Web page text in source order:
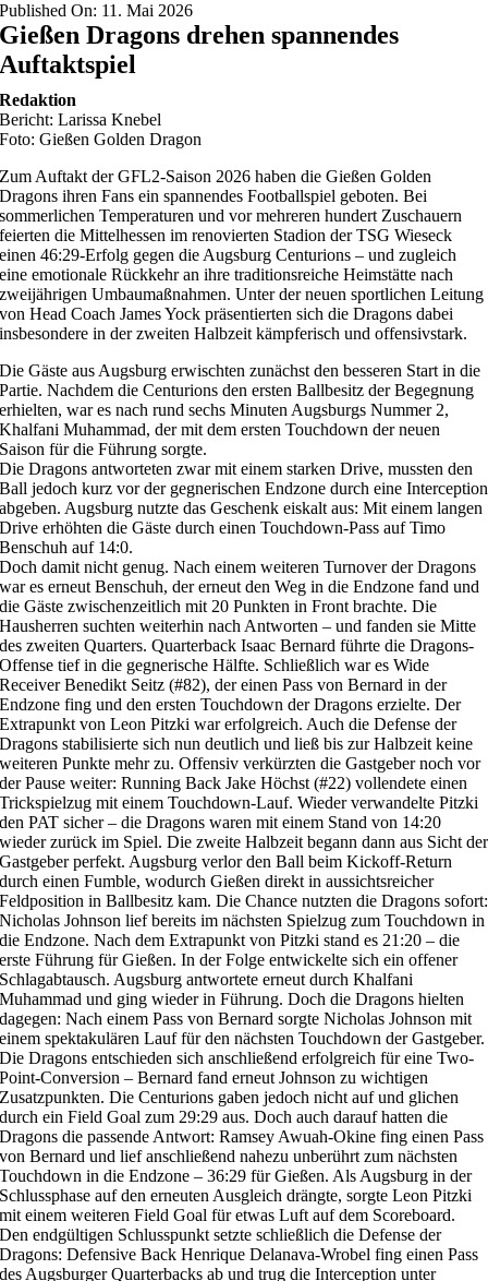
Published On: 11. Mai 2026
Gießen Dragons drehen spannendes
Auftaktspiel
Redaktion
Bericht: Larissa Knebel
Foto: Gießen Golden Dragon
Zum Auftakt der GFL2-Saison 2026 haben die Gießen Golden
Dragons ihren Fans ein spannendes Footballspiel geboten. Bei
sommerlichen Temperaturen und vor mehreren hundert Zuschauern
feierten die Mittelhessen im renovierten Stadion der TSG Wieseck
einen 46:29-Erfolg gegen die Augsburg Centurions – und zugleich
eine emotionale Rückkehr an ihre traditionsreiche Heimstätte nach
zweijährigen Umbaumaßnahmen. Unter der neuen sportlichen Leitung
von Head Coach James Yock präsentierten sich die Dragons dabei
insbesondere in der zweiten Halbzeit kämpferisch und offensivstark.
Die Gäste aus Augsburg erwischten zunächst den besseren Start in die
Partie. Nachdem die Centurions den ersten Ballbesitz der Begegnung
erhielten, war es nach rund sechs Minuten Augsburgs Nummer 2,
Khalfani Muhammad, der mit dem ersten Touchdown der neuen
Saison für die Führung sorgte.
Die Dragons antworteten zwar mit einem starken Drive, mussten den
Ball jedoch kurz vor der gegnerischen Endzone durch eine Interception
abgeben. Augsburg nutzte das Geschenk eiskalt aus: Mit einem langen
Drive erhöhten die Gäste durch einen Touchdown-Pass auf Timo
Benschuh auf 14:0.
Doch damit nicht genug. Nach einem weiteren Turnover der Dragons
war es erneut Benschuh, der erneut den Weg in die Endzone fand und
die Gäste zwischenzeitlich mit 20 Punkten in Front brachte. Die
Hausherren suchten weiterhin nach Antworten – und fanden sie Mitte
des zweiten Quarters. Quarterback Isaac Bernard führte die Dragons-
Offense tief in die gegnerische Hälfte. Schließlich war es Wide
Receiver Benedikt Seitz (#82), der einen Pass von Bernard in der
Endzone fing und den ersten Touchdown der Dragons erzielte. Der
Extrapunkt von Leon Pitzki war erfolgreich. Auch die Defense der
Dragons stabilisierte sich nun deutlich und ließ bis zur Halbzeit keine
weiteren Punkte mehr zu. Offensiv verkürzten die Gastgeber noch vor
der Pause weiter: Running Back Jake Höchst (#22) vollendete einen
Trickspielzug mit einem Touchdown-Lauf. Wieder verwandelte Pitzki
den PAT sicher – die Dragons waren mit einem Stand von 14:20
wieder zurück im Spiel. Die zweite Halbzeit begann dann aus Sicht der
Gastgeber perfekt. Augsburg verlor den Ball beim Kickoff-Return
durch einen Fumble, wodurch Gießen direkt in aussichtsreicher
Feldposition in Ballbesitz kam. Die Chance nutzten die Dragons sofort:
Nicholas Johnson lief bereits im nächsten Spielzug zum Touchdown in
die Endzone. Nach dem Extrapunkt von Pitzki stand es 21:20 – die
erste Führung für Gießen. In der Folge entwickelte sich ein offener
Schlagabtausch. Augsburg antwortete erneut durch Khalfani
Muhammad und ging wieder in Führung. Doch die Dragons hielten
dagegen: Nach einem Pass von Bernard sorgte Nicholas Johnson mit
einem spektakulären Lauf für den nächsten Touchdown der Gastgeber.
Die Dragons entschieden sich anschließend erfolgreich für eine Two-
Point-Conversion – Bernard fand erneut Johnson zu wichtigen
Zusatzpunkten. Die Centurions gaben jedoch nicht auf und glichen
durch ein Field Goal zum 29:29 aus. Doch auch darauf hatten die
Dragons die passende Antwort: Ramsey Awuah-Okine fing einen Pass
von Bernard und lief anschließend nahezu unberührt zum nächsten
Touchdown in die Endzone – 36:29 für Gießen. Als Augsburg in der
Schlussphase auf den erneuten Ausgleich drängte, sorgte Leon Pitzki
mit einem weiteren Field Goal für etwas Luft auf dem Scoreboard.
Den endgültigen Schlusspunkt setzte schließlich die Defense der
Dragons: Defensive Back Henrique Delanava-Wrobel fing einen Pass
des Augsburger Quarterbacks ab und trug die Interception unter